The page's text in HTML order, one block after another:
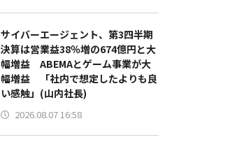
サイバーエージェント、第3四半期
決算は営業益38％増の674億円と大
幅増益 ABEMAとゲーム事業が大
幅増益 「社内で想定したよりも良
い感触」(山内社長)
2026.08.07 16:58